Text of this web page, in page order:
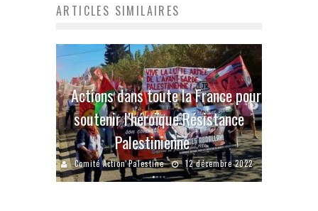
ARTICLES SIMILAIRES
Actions dans toute la France pour
soutenir l’héroïque Résistance
Palestinienne
Comité Action Palestine 12 décembre 2022